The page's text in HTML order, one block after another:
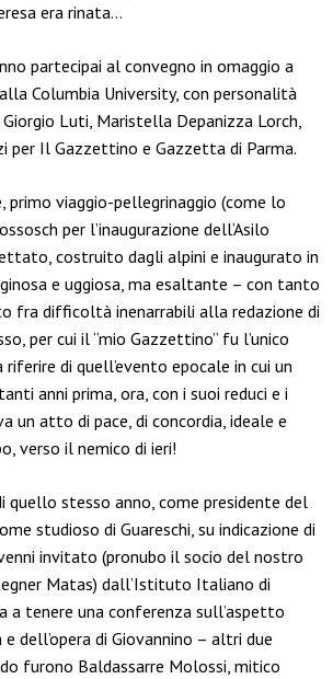
era rinata…
partecipai al convegno in omaggio a
Columbia University, con personalità
Luti, Maristella Depanizza Lorch,
per Il Gazzettino e Gazzetta di Parma.
primo viaggio-pellegrinaggio (come lo
per l’inaugurazione dell’Asilo
costruito dagli alpini e inaugurato in
e uggiosa, ma esaltante – con tanto
fra difficoltà inenarrabili alla redazione di
per cui il “mio Gazzettino” fu l’unico
di quell’evento epocale in cui un
anni prima, ora, con i suoi reduci e i
un atto di pace, di concordia, ideale e
verso il nemico di ieri!
quello stesso anno, come presidente del
studioso di Guareschi, su indicazione di
invitato (pronubo il socio del nostro
Matas) dall’Istituto Italiano di
a tenere una conferenza sull’aspetto
dell’opera di Giovannino – altri due
furono Baldassarre Molossi, mitico